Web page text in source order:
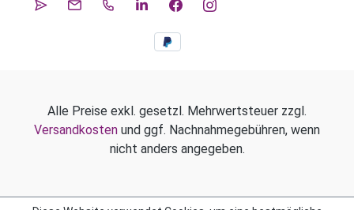
Alle Preise exkl. gesetzl. Mehrwertsteuer zzgl.
Versandkosten und ggf. Nachnahmegebühren, wenn
nicht anders angegeben.